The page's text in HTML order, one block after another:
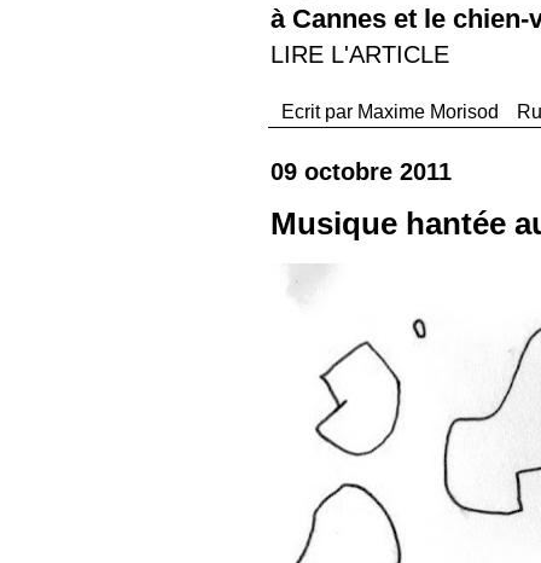
à Cannes et le
LIRE L'ARTICLE
Ecrit par Maxime Morisod
09 octobre 2011
Musique hantée